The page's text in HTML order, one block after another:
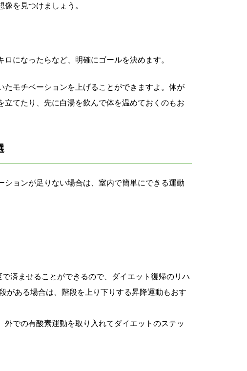
を見つけましょう。
になったらなど、明確にゴールを決めます。
たモチベーションを上げることができますよ。体が
立てたり、先に白湯を飲んで体を温めておくのもお
ションが足りない場合は、室内で簡単にできる運動
済ませることができるので、ダイエット復帰のリハ
がある場合は、階段を上り下りする昇降運動もおす
での有酸素運動を取り入れてダイエットのステッ